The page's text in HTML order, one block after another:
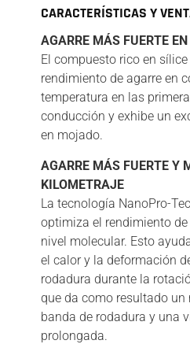
CARACTERÍSTICAS Y
AGARRE MÁS FUERTE
El compuesto rico en
rendimiento de agarre en
temperatura en las
conducción y exhibe un
en mojado.
AGARRE MÁS FUERTE Y
KILOMETRAJE
La tecnología NanoPro-
optimiza el rendimiento
nivel molecular. Esto
el calor y la deformación
rodadura durante la
que da como resultado un
banda de rodadura y una
prolongada.